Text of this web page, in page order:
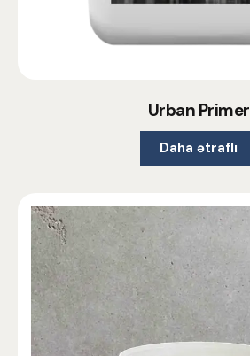
Urban Primer
Daha ətraflı